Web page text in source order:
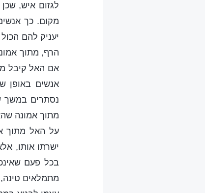
לגזום איש,
מקום. כך
יעניק להם
הרף, מתוך
אם האל קיבל
אנשים באופן
נסתרים במשך
מתוך אמונה
על האל מתוך
ישרתו אותו,
בכל פעם
מתמלאים